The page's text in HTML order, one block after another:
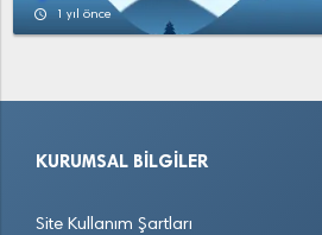
access_time 1 yıl önce
KURUMSAL BILGILER
Site Kullanım Şartları